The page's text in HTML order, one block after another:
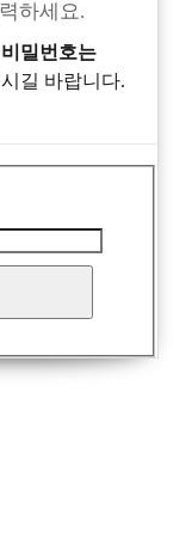
하세요.
비밀번호는
길 바랍니다.